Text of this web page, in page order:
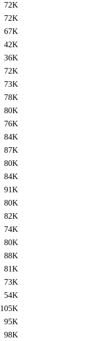
72K
72K
67K
42K
36K
72K
73K
78K
80K
76K
84K
87K
80K
84K
91K
80K
82K
74K
80K
88K
81K
73K
54K
105K
95K
98K